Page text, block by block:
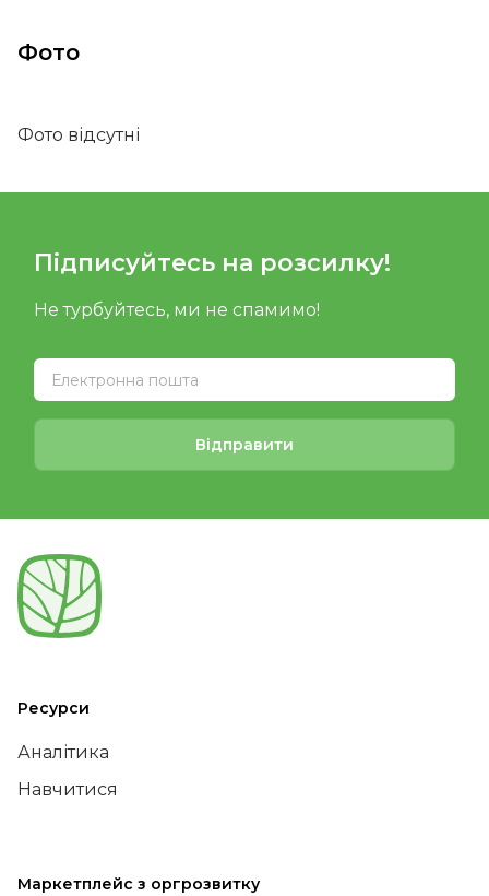
Фото
Фото відсутні
Підписуйтесь на розсилку!
Не турбуйтесь, ми не спамимо!
Відправити
Ресурси
Аналітика
Навчитися
Маркетплейс з оргрозвитку